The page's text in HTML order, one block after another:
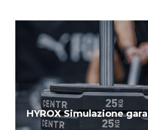
HYROX Simulazione gara